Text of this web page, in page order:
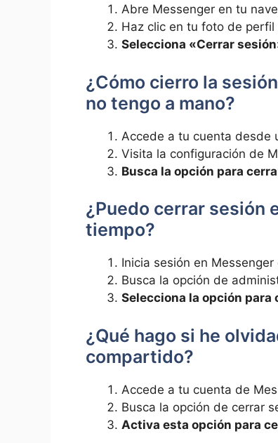
Abre Messenger en tu
Haz clic en tu foto de
Selecciona «Cerrar
¿Cómo cierro la
no tengo a mano?
Accede a tu cuenta desde
Visita la configuración de
Busca la opción para
¿Puedo cerrar sesión
tiempo?
Inicia sesión en
Busca la opción de
Selecciona la opción
¿Qué hago si he
compartido?
Accede a tu cuenta de
Busca la opción de cerrar
Activa esta opción para